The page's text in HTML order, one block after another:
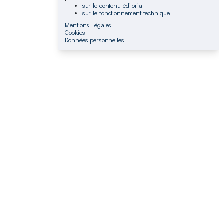
sur le contenu éditorial
sur le fonctionnement technique
Mentions Légales
Cookies
Données personnelles